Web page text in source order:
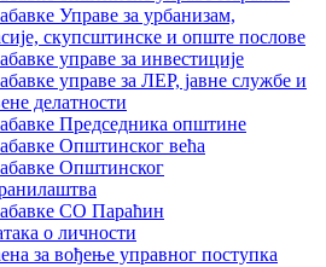
Управе за урбанизам,
скупсштинске и опште послове
управе за инвестиције
управе за ЛЕР, јавне службе и
делатности
Председника општине
Општинског већа
Општинског
СО Параћин
о личности
за вођење управног поступка